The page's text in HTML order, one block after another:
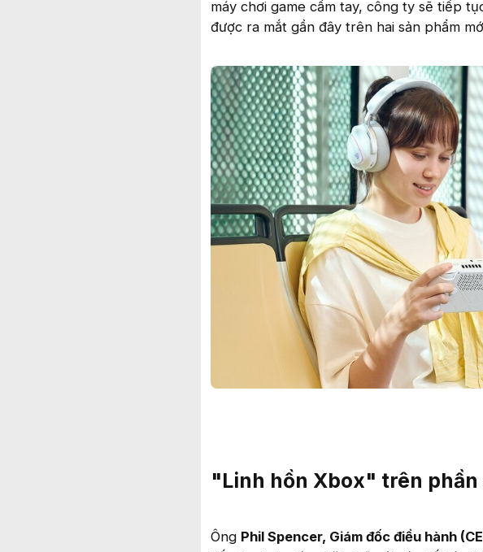
máy chơi game cầm tay, công ty sẽ tiếp
được ra mắt gần đây trên hai sản phẩm
"Linh hồn Xbox" trên
Ông Phil Spencer, Giám đốc điều hành